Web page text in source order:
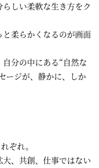
らしい柔軟な生き方をク
柔らかくなるのが画面
分の中にある“自然な
ジが、静かに、しか
ぞれ。
、共創、仕事ではない